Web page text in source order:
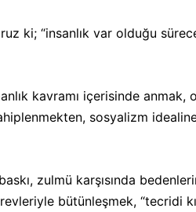
ki; “insanlık var olduğu
kavramı içerisinde anmak,
sosyalizm
zulmü karşısında
bütünleşmek, “tecridi